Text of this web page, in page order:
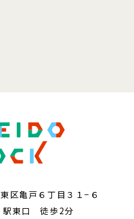
亀戸６丁目３１−６
駅東口 徒歩2分